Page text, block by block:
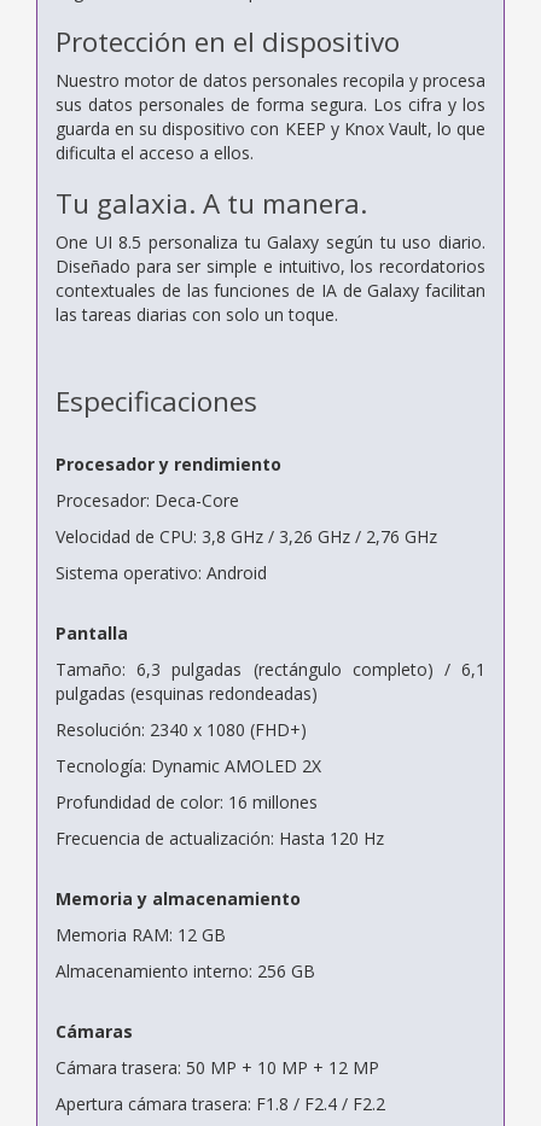
Protección en el dispositivo
Nuestro motor de datos personales recopila y procesa
sus datos personales de forma segura. Los cifra y los
guarda en su dispositivo con KEEP y Knox Vault, lo que
dificulta el acceso a ellos.
Tu galaxia. A tu manera.
One UI 8.5 personaliza tu Galaxy según tu uso diario.
Diseñado para ser simple e intuitivo, los recordatorios
contextuales de las funciones de IA de Galaxy facilitan
las tareas diarias con solo un toque.
Especificaciones
Procesador y rendimiento
Procesador: Deca-Core
Velocidad de CPU: 3,8 GHz / 3,26 GHz / 2,76 GHz
Sistema operativo: Android
Pantalla
Tamaño: 6,3 pulgadas (rectángulo completo) / 6,1
pulgadas (esquinas redondeadas)
Resolución: 2340 x 1080 (FHD+)
Tecnología: Dynamic AMOLED 2X
Profundidad de color: 16 millones
Frecuencia de actualización: Hasta 120 Hz
Memoria y almacenamiento
Memoria RAM: 12 GB
Almacenamiento interno: 256 GB
Cámaras
Cámara trasera: 50 MP + 10 MP + 12 MP
Apertura cámara trasera: F1.8 / F2.4 / F2.2